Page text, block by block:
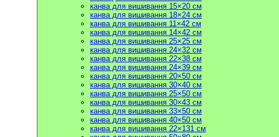
канва для вишивання 15×20 см
канва для вишивання 18×24 см
канва для вишивання 11×42 см
канва для вишивання 14×42 см
канва для вишивання 25×25 см
канва для вишивання 24×32 см
канва для вишивання 22×38 см
канва для вишивання 24×39 см
канва для вишивання 20×50 см
канва для вишивання 30×40 см
канва для вишивання 25×50 см
канва для вишивання 30×43 см
канва для вишивання 33×50 см
канва для вишивання 40×50 см
канва для вишивання 22×131 см